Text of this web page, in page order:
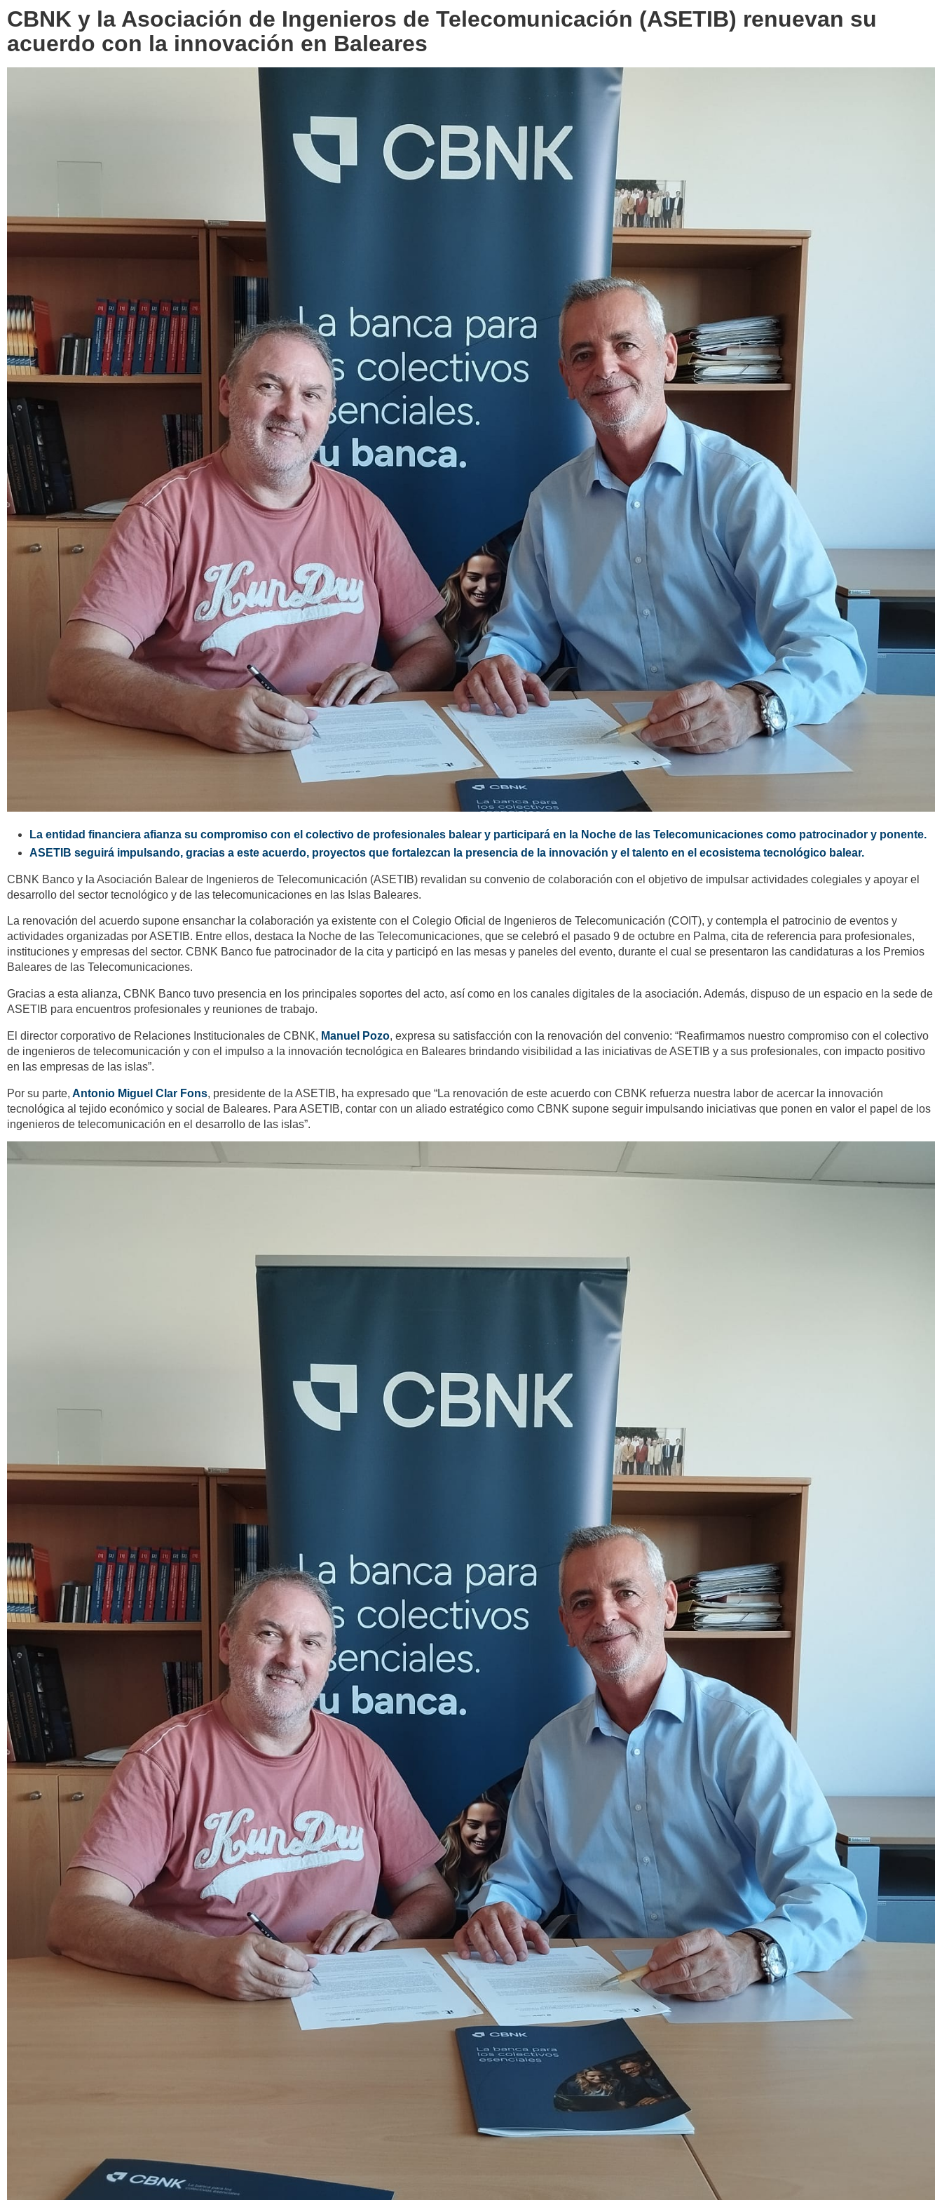
CBNK y la Asociación de Ingenieros de Telecomunicación (ASETIB) renuevan su
acuerdo con la innovación en Baleares
La entidad financiera afianza su compromiso con el colectivo de profesionales balear y participará en la Noche de las Telecomunicaciones como patrocinador y ponente.
ASETIB seguirá impulsando, gracias a este acuerdo, proyectos que fortalezcan la presencia de la innovación y el talento en el ecosistema tecnológico balear.
CBNK Banco y la Asociación Balear de Ingenieros de Telecomunicación (ASETIB) revalidan su convenio de colaboración con el objetivo de impulsar actividades colegiales y apoyar el
desarrollo del sector tecnológico y de las telecomunicaciones en las Islas Baleares.
La renovación del acuerdo supone ensanchar la colaboración ya existente con el Colegio Oficial de Ingenieros de Telecomunicación (COIT), y contempla el patrocinio de eventos y
actividades organizadas por ASETIB. Entre ellos, destaca la Noche de las Telecomunicaciones, que se celebró el pasado 9 de octubre en Palma, cita de referencia para profesionales,
instituciones y empresas del sector. CBNK Banco fue patrocinador de la cita y participó en las mesas y paneles del evento, durante el cual se presentaron las candidaturas a los Premios
Baleares de las Telecomunicaciones.
Gracias a esta alianza, CBNK Banco tuvo presencia en los principales soportes del acto, así como en los canales digitales de la asociación. Además, dispuso de un espacio en la sede de
ASETIB para encuentros profesionales y reuniones de trabajo.
El director corporativo de Relaciones Institucionales de CBNK, Manuel Pozo, expresa su satisfacción con la renovación del convenio: “Reafirmamos nuestro compromiso con el colectivo
de ingenieros de telecomunicación y con el impulso a la innovación tecnológica en Baleares brindando visibilidad a las iniciativas de ASETIB y a sus profesionales, con impacto positivo
en las empresas de las islas”.
Por su parte, Antonio Miguel Clar Fons, presidente de la ASETIB, ha expresado que “La renovación de este acuerdo con CBNK refuerza nuestra labor de acercar la innovación
tecnológica al tejido económico y social de Baleares. Para ASETIB, contar con un aliado estratégico como CBNK supone seguir impulsando iniciativas que ponen en valor el papel de los
ingenieros de telecomunicación en el desarrollo de las islas”.